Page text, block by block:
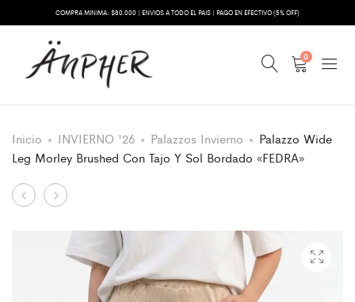
COMPRA MINIMA: $80.000 | ENVIOS A TODO EL PAIS | PAGO EN EFECTIVO (5% OFF)
0
Inicio INVIERNO '26 Palazzos Invierno
Palazzo Wide
Leg Morley Brushed Con Tajo Y Sol Bordado «FEDRA»
Product
navigation
Remera
Manga
Palazzo
Rustico
Frisado